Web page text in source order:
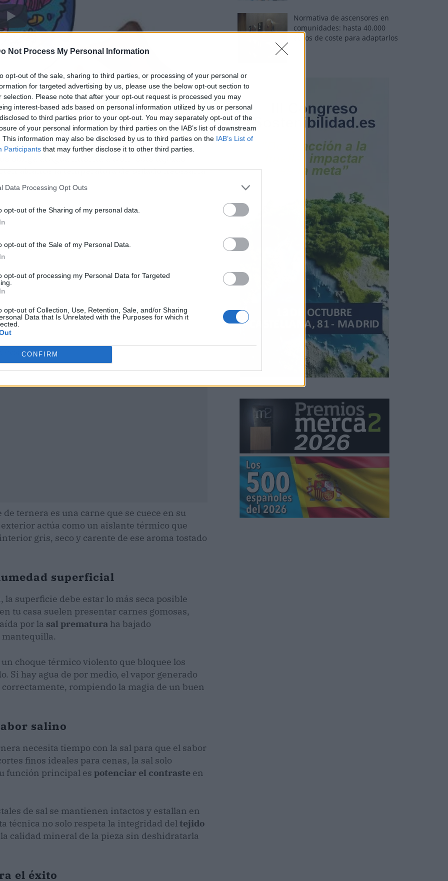
Not Process My Personal Information
opt-out of the sale, sharing to third parties, or processing of your personal or
for targeted advertising by us, please use the below opt-out section to
selection. Please note that after your opt-out request is processed you may
interest-based ads based on personal information utilized by us or personal
to third parties prior to your opt-out. You may separately opt-out of the
of your personal information by third parties on the IAB’s list of downstream
This information may also be disclosed by us to third parties on the IAB’s List of
Participants that may further disclose it to other third parties.
Data Processing Opt Outs
opt-out of the Sharing of my personal data.
opt-out of the Sale of my Personal Data.
opt-out of processing my Personal Data for Targeted
opt-out of Collection, Use, Retention, Sale, and/or Sharing
Data that Is Unrelated with the Purposes for which it
CONFIRM
sobre elfilete de ternera, generas un
obliga al agua interna a salir. Este líquido
alcance la temperatura de sellado necesaria
ternera es una carne que se cuece en su
actúa como un aislante térmico que
gris, seco y carente de ese aroma tostado
superficial
superficie debe estar lo más seca posible
tu casa suelen presentar carnes gomosas,
por la sal prematura ha bajado
mantequilla.
choque térmico violento que bloquee los
Si hay agua de por medio, el vapor generado
correctamente, rompiendo la magia de un buen
salino
necesita tiempo con la sal para que el sabor
finos ideales para cenas, la sal solo
función principal es potenciar el contraste en
de sal se mantienen intactos y estallan en
técnica no solo respeta la integridad deltejido
calidad mineral de la pieza sin deshidratarla
el éxito
Normativa de ascensores en
comunidades: hasta 40.000
euros de coste para adaptarlos